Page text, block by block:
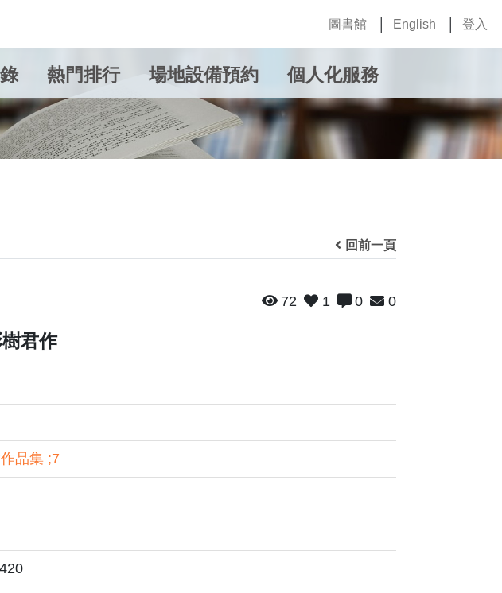
圖書館 English 登入
熱門排行 場地設備預約 個人化服務
回前一頁
72 1 0 0
君作
品集 ;7